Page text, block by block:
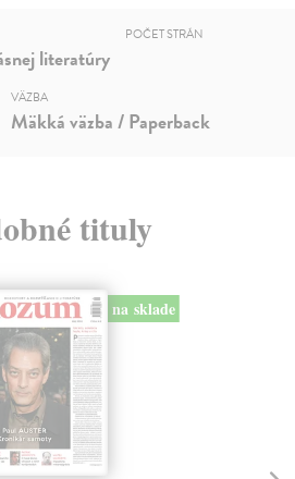
literatúry
POČET STRÁN
VÄZBA
Mäkká väzba / Paperback
tituly
na sklade